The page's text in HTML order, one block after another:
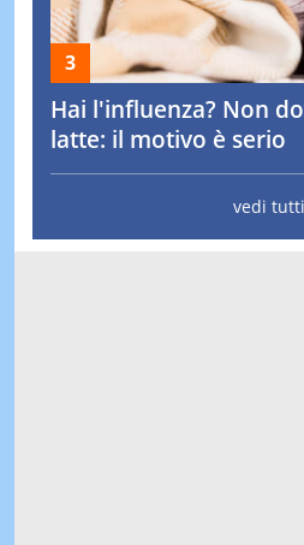
Hai l'influenza? Non
latte: il motivo è serio
vedi tutti